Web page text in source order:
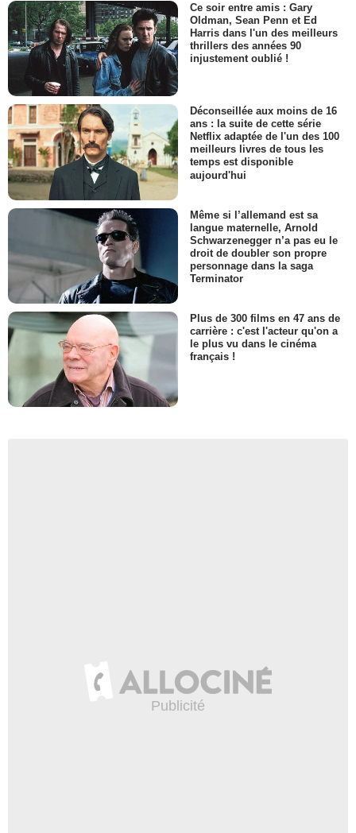
Ce soir entre amis : Gary
Oldman, Sean Penn et Ed
Harris dans l'un des meilleurs
thrillers des années 90
injustement oublié !
Déconseillée aux moins de 16
ans : la suite de cette série
Netflix adaptée de l'un des 100
meilleurs livres de tous les
temps est disponible
aujourd'hui
Même si l’allemand est sa
langue maternelle, Arnold
Schwarzenegger n’a pas eu le
droit de doubler son propre
personnage dans la saga
Terminator
Plus de 300 films en 47 ans de
carrière : c'est l'acteur qu'on a
le plus vu dans le cinéma
français !